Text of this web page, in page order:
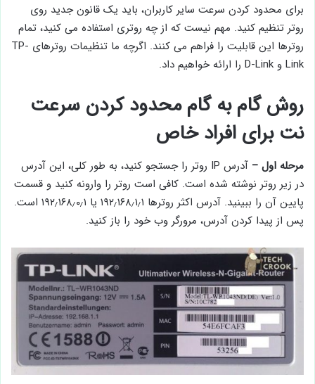
برای محدود کردن سرعت سایر کاربران، باید یک قانون جدید روی
روتر تنظیم کنید. مهم نیست که از چه روتری استفاده می کنید، تمام
روترها این قابلیت را فراهم می کنند. اگرچه ما تنظیمات روترهای TP-
Link و D-Link را ارائه خواهیم داد.
روش گام به گام محدود کردن سرعت
نت برای افراد خاص
مرحله اول –
آدرس IP روتر را جستجو کنید، به طور کلی، این آدرس
در زیر روتر نوشته شده است. کافی است روتر را وارونه کنید و قسمت
پایین آن را ببینید. آدرس اکثر روترها ۱۹۲٫۱۶۸٫۱٫۱ یا ۱۹۲٫۱۶۸٫۰٫۱ است.
پس از پیدا کردن آدرس، مرورگر وب خود را باز کنید.